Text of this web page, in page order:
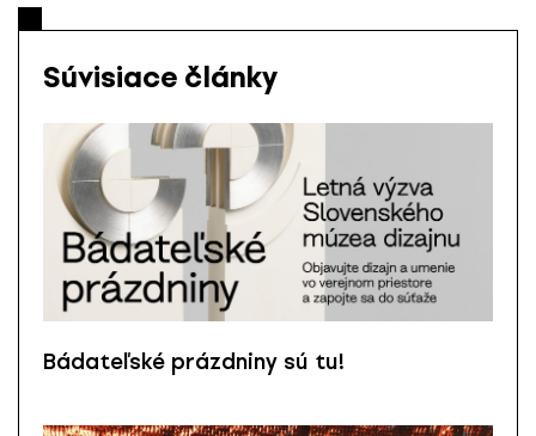
Súvisiace články
Bádateľské prázdniny sú tu!